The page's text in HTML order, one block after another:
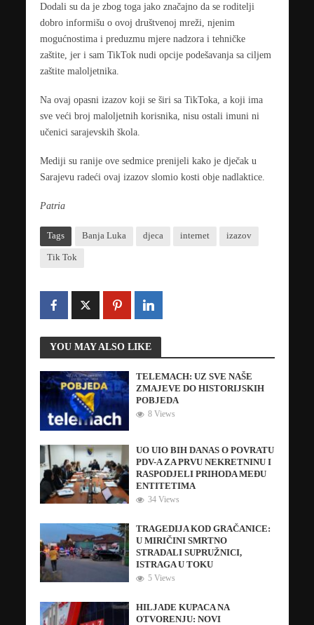
Dodali su da je zbog toga jako značajno da se roditelji
dobro informišu o ovoj društvenoj mreži, njenim
mogućnostima i preduzmu mjere nadzora i tehničke
zaštite, jer i sam TikTok nudi opcije podešavanja sa ciljem
zaštite maloljetnika.
Na ovaj opasni izazov koji se širi sa TikToka, a koji ima
sve veći broj maloljetnih korisnika, nisu ostali imuni ni
učenici sarajevskih škola.
Mediji su ranije ove sedmice prenijeli kako je dječak u
Sarajevu radeći ovaj izazov slomio kosti obje nadlaktice.
Patria
Tags Banja Luka djeca internet izazov
Tik Tok
YOU MAY ALSO LIKE
TELEMACH: UZ SVE NAŠE
ZMAJEVE DO HISTORIJSKIH
POBJEDA
8 Views
UO UIO BIH DANAS O POVRATU
PDV-A ZA PRVU NEKRETNINU I
RASPODJELI PRIHODA MEĐU
ENTITETIMA
34 Views
TRAGEDIJA KOD GRAČANICE:
U MIRIČINI SMRTNO
STRADALI SUPRUŽNICI,
ISTRAGA U TOKU
5 Views
HILJADE KUPACA NA
OTVORENJU: NOVI